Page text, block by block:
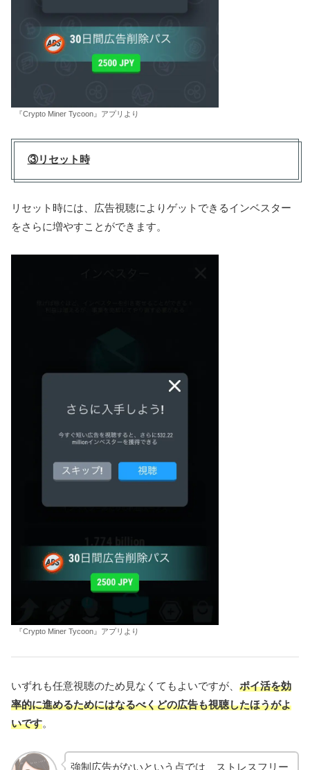
『Crypto Miner Tycoon』アプリより
③リセット時
リセット時には、広告視聴によりゲットできるインベスター
をさらに増やすことができます。
『Crypto Miner Tycoon』アプリより
いずれも任意視聴のため見なくてもよいですが、 ポイ活を効
率的に進めるためにはなるべくどの広告も視聴したほうがよ
いです。
強制広告がないという点では、ストレスフリー